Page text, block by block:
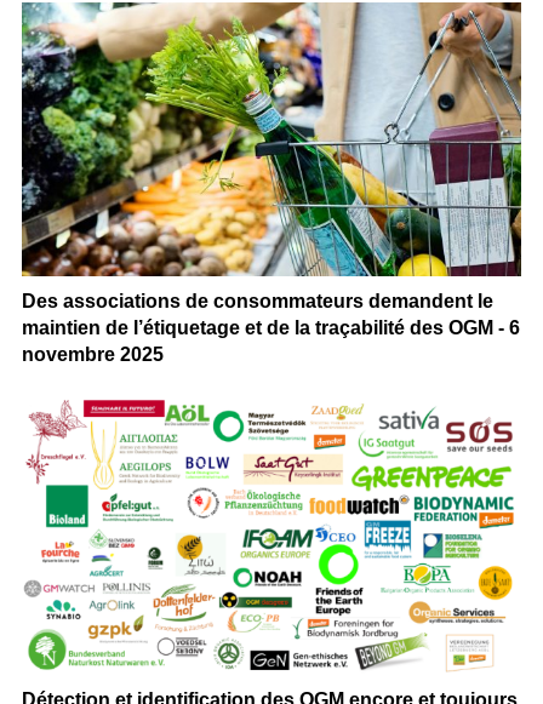
Des associations de consommateurs demandent le
maintien de l’étiquetage et de la traçabilité des OGM - 6
novembre 2025